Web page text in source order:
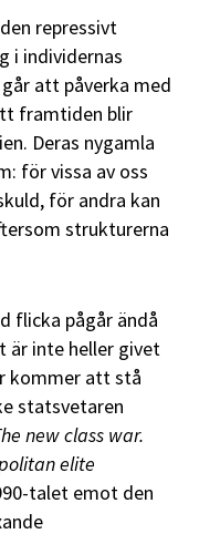
repressivt
i individernas
att påverka med
framtiden blir
Deras nygamla
för vissa av oss
för andra kan
strukturerna
flicka pågår ändå
är inte heller givet
kommer att stå
statsvetaren
new class war.
elite
talet emot den